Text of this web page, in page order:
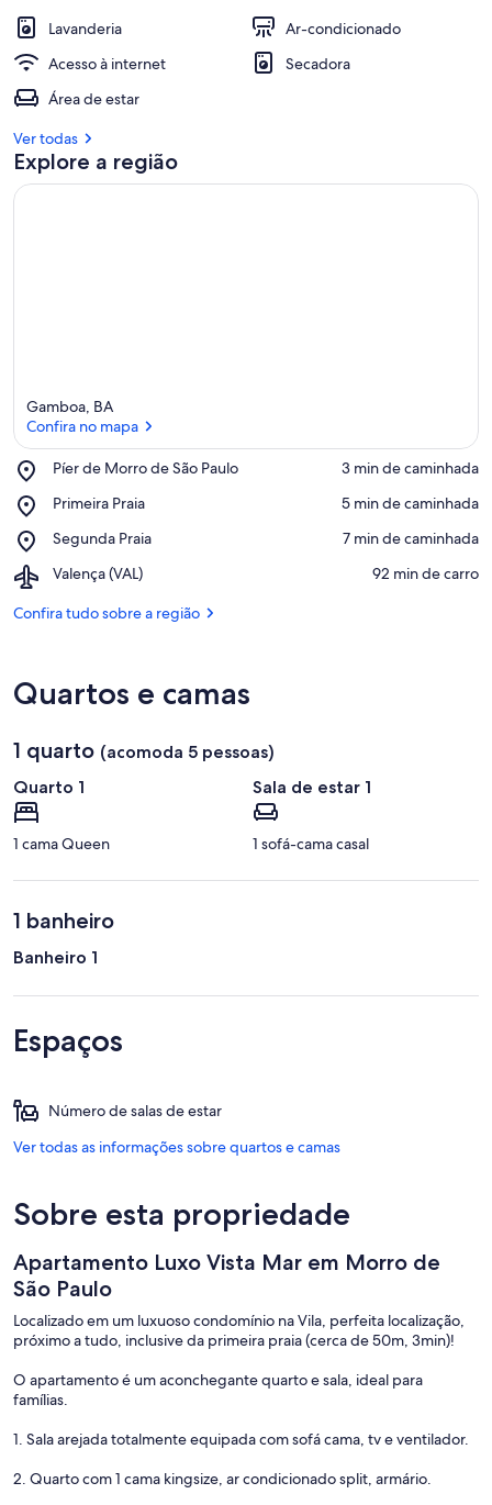
Lavanderia
Ar-condicionado
Acesso à internet
Secadora
Área de estar
Ver todas
Explore a região
Gamboa, BA
Confira no mapa
Píer de Morro de São Paulo
Place,
de
de
São
Paulo
‪3 min de caminhada‬
Primeira Praia
Place,
Praia
‪5 min de caminhada‬
Segunda Praia
Place,
Praia
‪7 min de caminhada‬
Valença (VAL)
Airport,
(VAL)
‪92 min de carro‬
Confira tudo sobre a região
Quartos e camas
1 quarto (acomoda 5 pessoas)
Quarto 1
1 cama Queen
Sala de estar 1
1 sofá-cama casal
1 banheiro
Banheiro 1
Espaços
Número de salas de estar
Ver todas as informações sobre quartos e camas
Sobre esta propriedade
Apartamento Luxo Vista Mar em Morro de
São Paulo
Localizado em um luxuoso condomínio na Vila, perfeita localização,
próximo a tudo, inclusive da primeira praia (cerca de 50m, 3min)!
O apartamento é um aconchegante quarto e sala, ideal para
famílias.
1. Sala arejada totalmente equipada com sofá cama, tv e ventilador.
2. Quarto com 1 cama kingsize, ar condicionado split, armário.